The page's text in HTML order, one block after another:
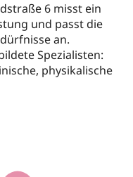
6 misst ein
und passt die
an.
Spezialisten:
physikalische